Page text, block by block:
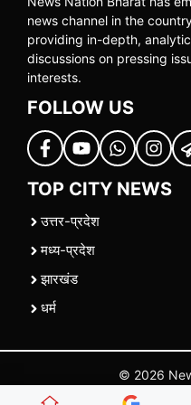
news channel in the
providing in-depth,
discussions on pressing
interests.
FOLLOW US
TOP CITY NEWS
उत्तर-प्रदेश
मध्य-प्रदेश
झारखंड
धर्म
© 2026
| |Contact Us